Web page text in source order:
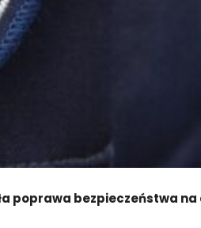
poprawa bezpieczeństwa